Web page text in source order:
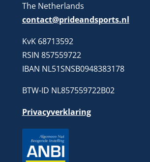
The Netherlands
contact@prideandsports.nl
KvK 68713592
RSIN 857559722
IBAN NL51SNSB0948383178
BTW-ID NL857559722B02
Privacyverklaring